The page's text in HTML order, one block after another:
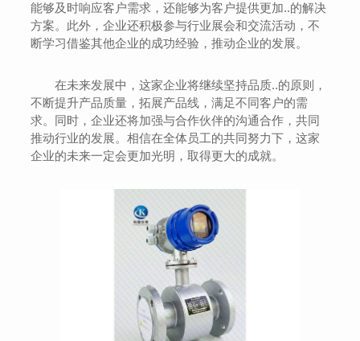
能够及时响应客户需求，还能够为客户提供更加..的解决
方案。此外，企业还积极参与行业展会和交流活动，不
断学习借鉴其他企业的成功经验，推动企业的发展。
在未来发展中，这家企业将继续坚持品质..的原则，
不断提升产品质量，拓展产品线，满足不同客户的需
求。同时，企业还将加强与合作伙伴的沟通合作，共同
推动行业的发展。相信在全体员工的共同努力下，这家
企业的未来一定会更加光明，取得更大的成就。